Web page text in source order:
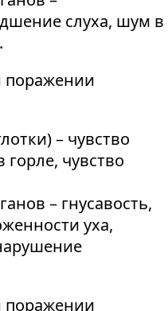
слуха, шум в
– чувство
чувство
– гнусавость,
уха,